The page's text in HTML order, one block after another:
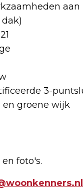
aan
3-
groene wijk
foto's.